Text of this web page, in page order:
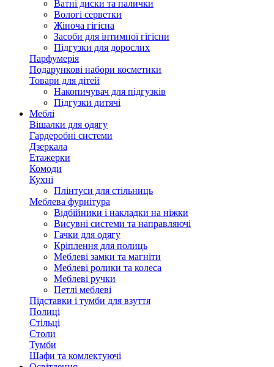
Ватні диски та палички
Вологі серветки
Жіноча гігієна
Засоби для інтимної гігієни
Підгузки для дорослих
Парфумерія
Подарункові набори косметики
Товари для дітей
Накопичувач для підгузків
Підгузки дитячі
Меблі
Вішалки для одягу
Гардеробні системи
Дзеркала
Етажерки
Комоди
Кухні
Плінтуси для стільниць
Меблева фурнітура
Відбійники і накладки на ніжки
Висувні системи та направляючі
Гачки для одягу
Кріплення для полиць
Меблеві замки та магніти
Меблеві ролики та колеса
Меблеві ручки
Петлі меблеві
Підставки і тумби для взуття
Полиці
Стільці
Столи
Тумби
Шафи та комлектуючі